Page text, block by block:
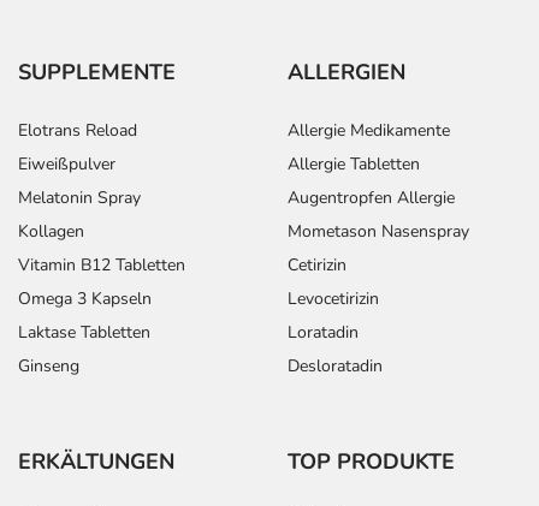
SUPPLEMENTE
Elotrans Reload
Eiweißpulver
Melatonin Spray
Kollagen
Vitamin B12 Tabletten
Omega 3 Kapseln
Laktase Tabletten
Ginseng
ALLERGIEN
Allergie Medikamente
Allergie Tabletten
Augentropfen Allergie
Mometason Nasenspray
Cetirizin
Levocetirizin
Loratadin
Desloratadin
ERKÄLTUNGEN TOP PRODUKTE